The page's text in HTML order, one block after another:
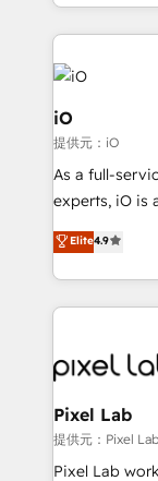
and, deliver
iO
提供元：iO
As a full-
experts, iO is
looking to
marketing,
creation. iO combines in-depth knowledge on both
the
from end-to-end. Teams of marketing
developers,
side to meet
and project. Dedicated HubSpot teams combine all
skills for
Elite4.9
Pixel Lab
提供元：Pixel Lab
Pixel Lab